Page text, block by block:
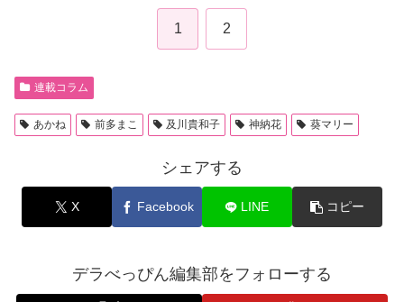
1 2
連載コラム
あかね 前多まこ 及川貴和子 神納花 葵マリー
シェアする
X Facebook LINE コピー
デラべっぴん編集部をフォローする